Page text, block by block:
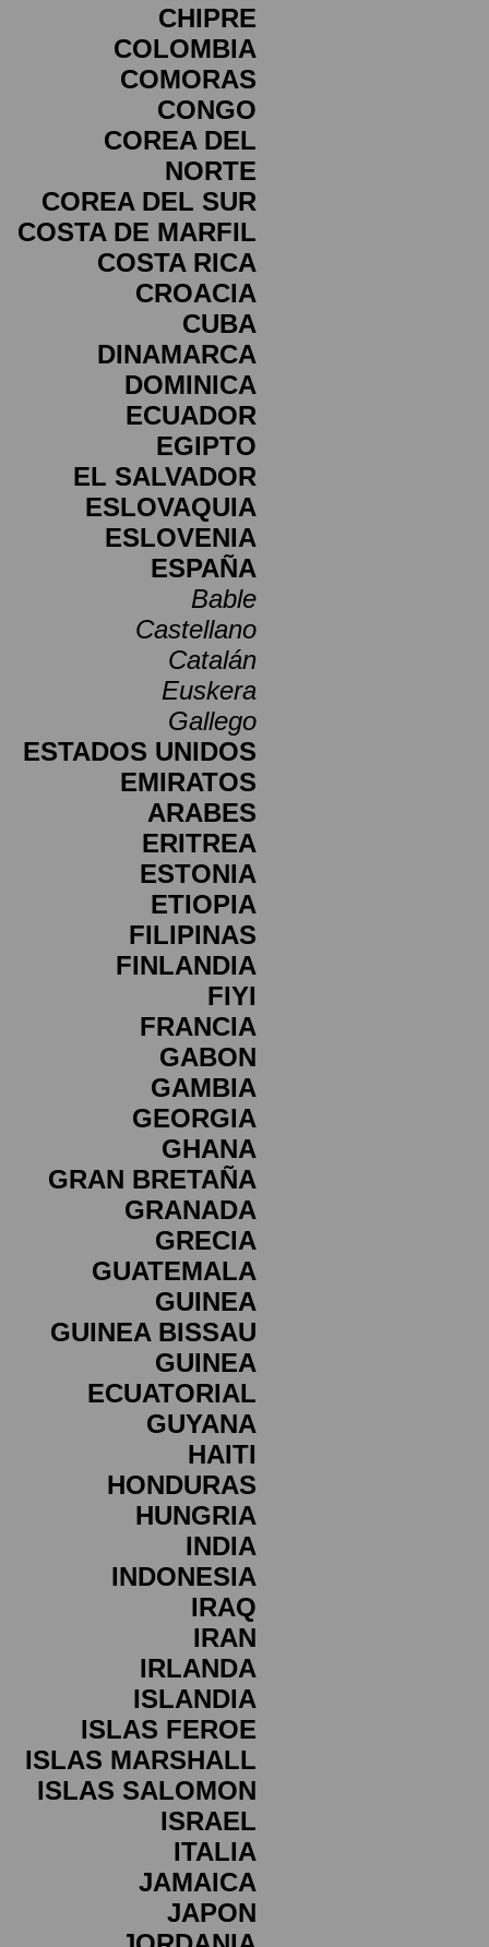
CHIPRE
COLOMBIA
COMORAS
CONGO
COREA DEL
NORTE
COREA DEL SUR
COSTA DE MARFIL
COSTA RICA
CROACIA
CUBA
DINAMARCA
DOMINICA
ECUADOR
EGIPTO
EL SALVADOR
ESLOVAQUIA
ESLOVENIA
ESPAÑA
Bable
Castellano
Catalán
Euskera
Gallego
ESTADOS UNIDOS
EMIRATOS
ARABES
ERITREA
ESTONIA
ETIOPIA
FILIPINAS
FINLANDIA
FIYI
FRANCIA
GABON
GAMBIA
GEORGIA
GHANA
GRAN BRETAÑA
GRANADA
GRECIA
GUATEMALA
GUINEA
GUINEA BISSAU
GUINEA
ECUATORIAL
GUYANA
HAITI
HONDURAS
HUNGRIA
INDIA
INDONESIA
IRAQ
IRAN
IRLANDA
ISLANDIA
ISLAS FEROE
ISLAS MARSHALL
ISLAS SALOMON
ISRAEL
ITALIA
JAMAICA
JAPON